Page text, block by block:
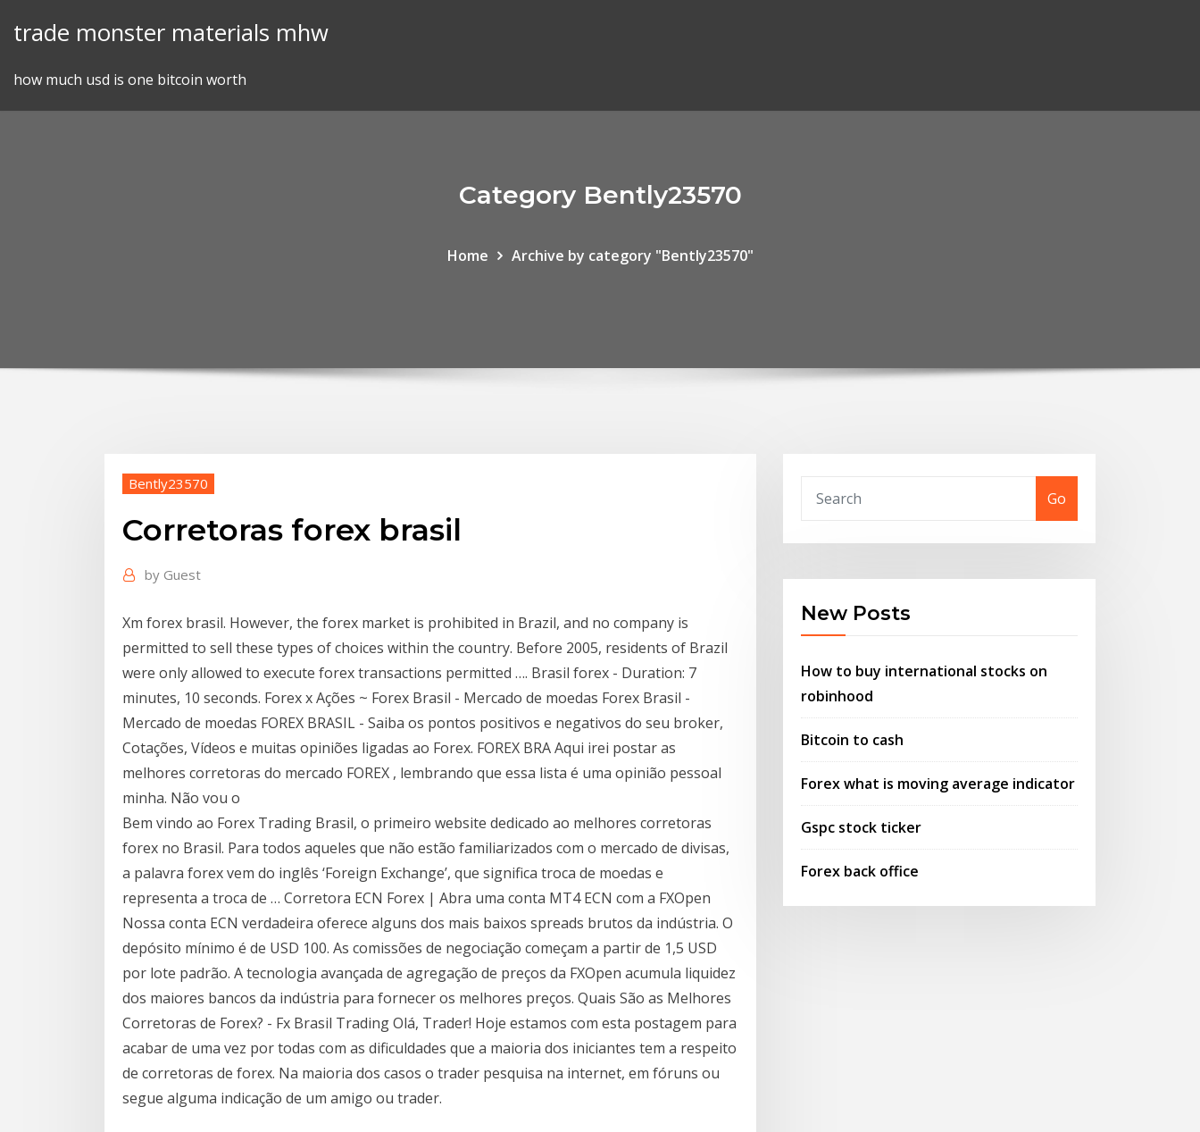
trade monster materials mhw
how much usd is one bitcoin worth
Category Bently23570
Home Archive by category "Bently23570"
Bently23570
Corretoras forex brasil
by Guest
Xm forex brasil. However, the forex market is prohibited in Brazil, and no company is
permitted to sell these types of choices within the country. Before 2005, residents of Brazil
were only allowed to execute forex transactions permitted …. Brasil forex - Duration: 7
minutes, 10 seconds. Forex x Ações ~ Forex Brasil - Mercado de moedas Forex Brasil -
Mercado de moedas FOREX BRASIL - Saiba os pontos positivos e negativos do seu broker,
Cotações, Vídeos e muitas opiniões ligadas ao Forex. FOREX BRA Aqui irei postar as
melhores corretoras do mercado FOREX , lembrando que essa lista é uma opinião pessoal
minha. Não vou o
Bem vindo ao Forex Trading Brasil, o primeiro website dedicado ao melhores corretoras
forex no Brasil. Para todos aqueles que não estão familiarizados com o mercado de divisas,
a palavra forex vem do inglês ‘Foreign Exchange’, que significa troca de moedas e
representa a troca de … Corretora ECN Forex | Abra uma conta MT4 ECN com a FXOpen
Nossa conta ECN verdadeira oferece alguns dos mais baixos spreads brutos da indústria. O
depósito mínimo é de USD 100. As comissões de negociação começam a partir de 1,5 USD
por lote padrão. A tecnologia avançada de agregação de preços da FXOpen acumula liquidez
dos maiores bancos da indústria para fornecer os melhores preços. Quais São as Melhores
Corretoras de Forex? - Fx Brasil Trading Olá, Trader! Hoje estamos com esta postagem para
acabar de uma vez por todas com as dificuldades que a maioria dos iniciantes tem a respeito
de corretoras de forex. Na maioria dos casos o trader pesquisa na internet, em fóruns ou
segue alguma indicação de um amigo ou trader.
Go
New Posts
How to buy international stocks on
robinhood
Bitcoin to cash
Forex what is moving average indicator
Gspc stock ticker
Forex back office